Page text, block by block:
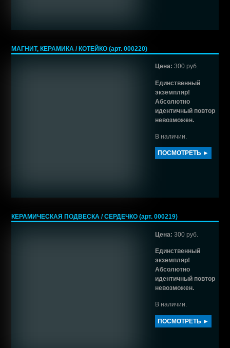
МАГНИТ, КЕРАМИКА / КОТЕЙКО (арт. 000220)
Цена: 300 руб.
Единственный
экземпляр!
Абсолютно
идентичный повтор
невозможен.
В наличии.
ПОСМОТРЕТЬ ►
КЕРАМИЧЕСКАЯ ПОДВЕСКА / СЕРДЕЧКО (арт. 000219)
Цена: 300 руб.
Единственный
экземпляр!
Абсолютно
идентичный повтор
невозможен.
В наличии.
ПОСМОТРЕТЬ ►